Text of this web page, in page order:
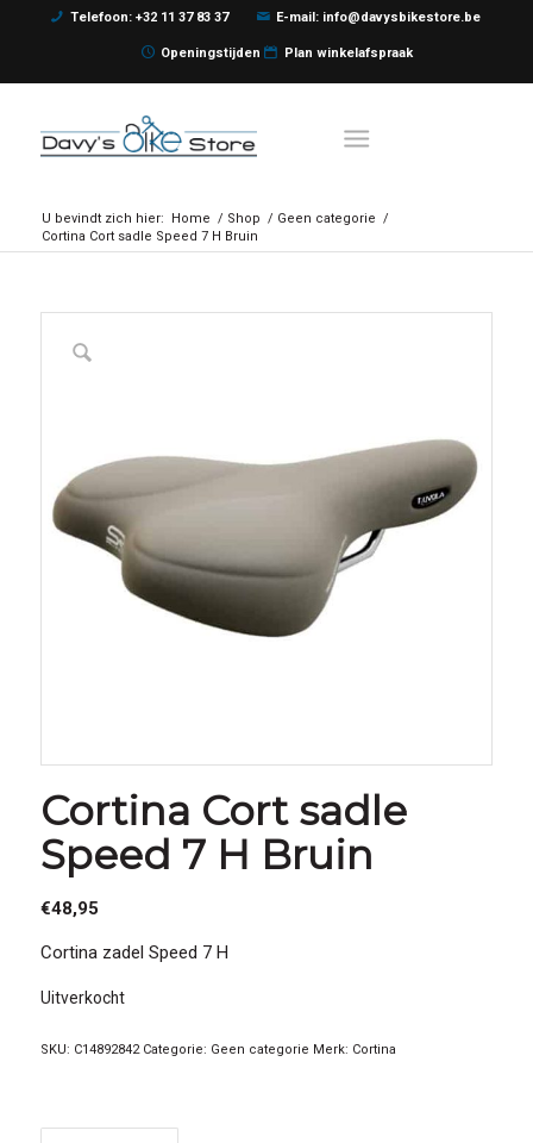
Telefoon: +32 11 37 83 37 E-mail: info@davysbikestore.be
Openingstijden Plan winkelafspraak
U bevindt zich hier: Home / Shop / Geen categorie /
Cortina Cort sadle Speed 7 H Bruin
Cortina Cort sadle
Speed 7 H Bruin
€48,95
Cortina zadel Speed 7 H
Uitverkocht
SKU: C14892842 Categorie: Geen categorie Merk: Cortina